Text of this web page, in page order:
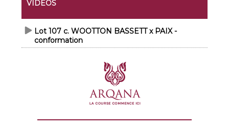
VIDEOS
Lot 107 c. WOOTTON BASSETT x PAIX -
conformation